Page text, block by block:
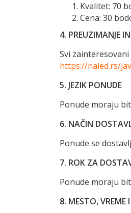
Kvalitet: 70
Cena: 30
4. PREUZIMANJE
Svi
https://naled.rs/
5. JEZIK PONUDE
Ponude moraju
6. NAČIN
Ponude se
7. ROK ZA
Ponude moraju
8. MESTO,